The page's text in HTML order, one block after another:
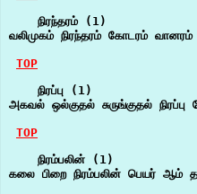
    நிரந்தரம் (1)
வலிமுகம் நிரந்தரம் கோடரம்
TOP
    நிரப்பு (1)
அகவல் ஒல்குதல் சுருங்குதல்
TOP
    நிரம்பலின் (1)
கலை பிறை நிரம்பலின் பெயர் ஆம்